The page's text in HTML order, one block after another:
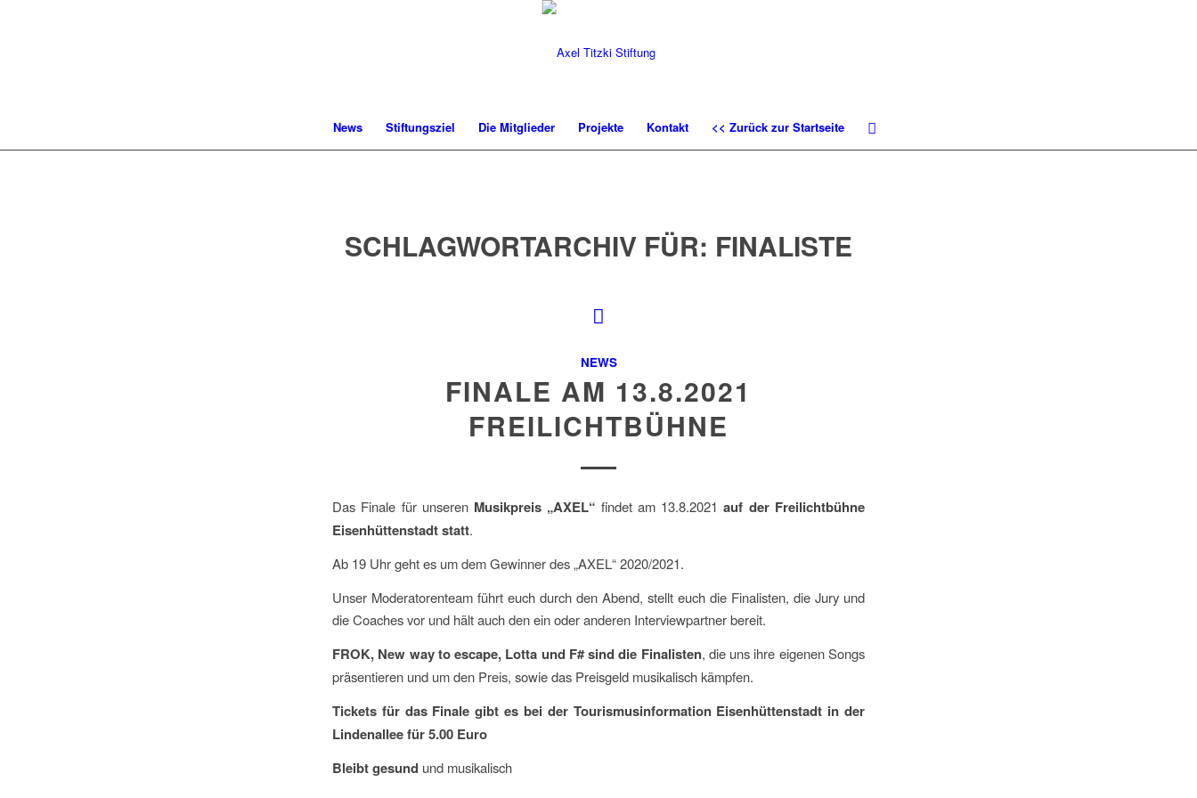
News Stiftungsziel Die Mitglieder Projekte Kontakt << Zurück zur Startseite
SCHLAGWORTARCHIV FÜR: FINALISTE
NEWS
FINALE AM 13.8.2021
FREILICHTBÜHNE
Das Finale für unseren Musikpreis „AXEL“ findet am 13.8.2021auf der Freilichtbühne
Eisenhüttenstadt statt.
Ab 19 Uhr geht es um dem Gewinner des „AXEL“ 2020/2021.
Unser Moderatorenteam führt euch durch den Abend, stellt euch die Finalisten, die Jury und
die Coaches vor und hält auch den ein oder anderen Interviewpartner bereit.
FROK, New way to escape, Lotta und F# sind die Finalisten, die uns ihre eigenen Songs
präsentieren und um den Preis, sowie das Preisgeld musikalisch kämpfen.
Tickets für das Finale gibt es bei der Tourismusinformation Eisenhüttenstadt in der
Lindenallee für 5.00 Euro
Bleibt gesund und musikalisch